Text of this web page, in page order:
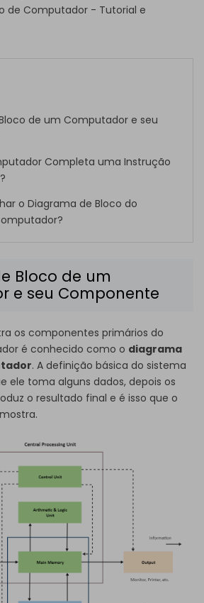
de Computador - Tutorial e
de um Computador e seu
Completa uma Instrução
o Diagrama de Bloco do
Bloco de um
e seu Componente
os componentes primários do
é conhecido como o diagrama
. A definição básica do sistema
ele toma alguns dados, depois os
o resultado final e é isso que o